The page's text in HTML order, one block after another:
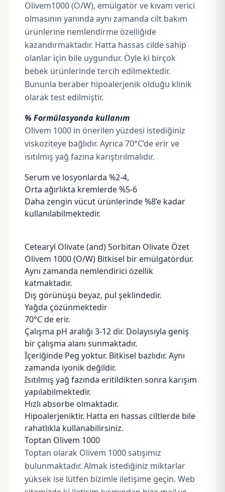
Olivem1000 (O/W), emülgatör ve kıvam verici
olmasının yanında aynı zamanda cilt bakım
ürünlerine nemlendirme özelliğide
kazandırmaktadır. Hatta hassas cilde sahip
olanlar için bile uygundur. Öyle ki birçok
bebek ürünlerinde tercih edilmektedir.
Bununla beraber hipoalerjenik olduğu klinik
olarak test edilmiştir.
% Formülasyonda kullanım
Olivem 1000 in önerilen yüzdesi istediğiniz
viskoziteye bağlıdır. Ayrıca 70°C’de erir ve
ısıtılmış yağ fazına karıştırılmalıdır.
Serum ve losyonlarda %2-4,
Orta ağırlıkta kremlerde %5-6
Daha zengin vücut ürünlerinde %8’e kadar
kullanılabilmektedir.
Cetearyl Olivate (and) Sorbitan Olivate Özet
Olivem 1000 (O/W) Bitkisel bir emülgatördür.
Aynı zamanda nemlendirici özellik
katmaktadır.
Dış görünüşü beyaz, pul şeklindedir.
Yağda çözünmektedir
70°C de erir.
Çalışma pH aralığı 3-12 dir. Dolayısıyla geniş
bir çalışma alanı sunmaktadır.
İçeriğinde Peg yoktur. Bitkisel bazlıdır. Aynı
zamanda iyonik değildir.
Isıtılmış yağ fazında eritildikten sonra karışım
yapılabilmektedir.
Hızlı absorbe olmaktadır.
Hipoalerjeniktir. Hatta en hassas ciltlerde bile
rahatlıkla kullanabilirsiniz.
Toptan Olivem 1000
Toptan olarak Olivem 1000 satışımız
bulunmaktadır. Almak istediğiniz miktarlar
yüksek ise lütfen bizimle iletişime geçin. Web